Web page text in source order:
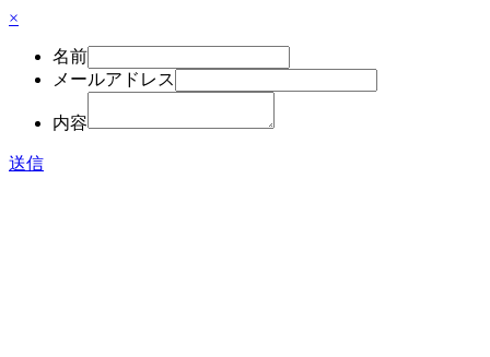
×
名前
メールアドレス
内容
送信